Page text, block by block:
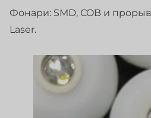
Фонари: SMD, COB и
Laser.